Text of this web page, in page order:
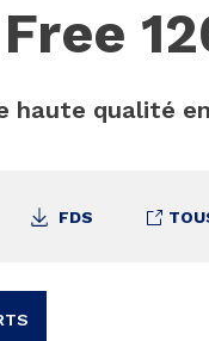
haute qualité
FDS